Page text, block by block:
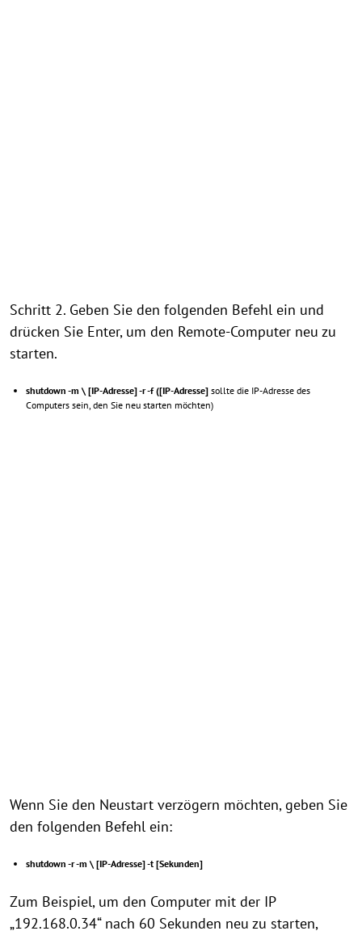
Schritt 2. Geben Sie den folgenden Befehl ein und
drücken Sie Enter, um den Remote-Computer neu zu
starten.
shutdown -m \ [IP-Adresse] -r -f ([IP-Adresse] sollte die IP-Adresse des
Computers sein, den Sie neu starten möchten)
Wenn Sie den Neustart verzögern möchten, geben Sie
den folgenden Befehl ein:
shutdown -r -m \ [IP-Adresse] -t [Sekunden]
Zum Beispiel, um den Computer mit der IP
„192.168.0.34“ nach 60 Sekunden neu zu starten,